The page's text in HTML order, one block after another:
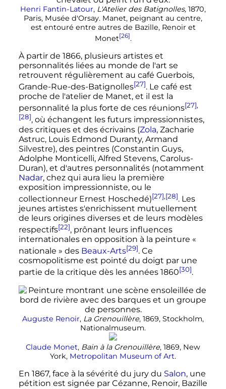
Henri Fantin-Latour, L'Atelier des Batignolles, 1870,
Paris, Musée d'Orsay. Manet, peignant au centre,
est entouré entre autres de Bazille, Renoir et
Monet[26].
À partir de 1866, plusieurs artistes et
personnalités liées au monde de l'art se
retrouvent régulièrement au café Guerbois,
Grande-Rue-des-Batignolles[27]. Le café est
proche de l'atelier de Manet, et il est la
personnalité la plus forte de ces réunions[27],
[28], où échangent les futurs impressionnistes,
des critiques et des écrivains (Zola, Zacharie
Astruc, Louis Edmond Duranty, Armand
Silvestre), des peintres (Constantin Guys,
Adolphe Monticelli, Alfred Stevens, Carolus-
Duran), et d'autres personnalités (notamment
Nadar, chez qui aura lieu la première
exposition impressionniste, ou le
collectionneur Ernest Hoschedé)[27],[28]. Les
jeunes artistes s'enrichissent mutuellement
de leurs origines diverses et de leurs modèles
respectifs[22], prônant leurs influences
internationales en opposition à la peinture «
nationale » des Beaux-Arts[29]. Ce
cosmopolitisme est pointé du doigt par une
partie de la critique dès les années 1860[30].
Auguste Renoir, La Grenouillère, 1869, Stockholm,
Nationalmuseum.
Claude Monet, Bain à la Grenouillère, 1869, New
York, Metropolitan Museum of Art.
En 1867, face à la sévérité du jury du Salon, une
pétition est signée par Cézanne, Renoir, Bazille